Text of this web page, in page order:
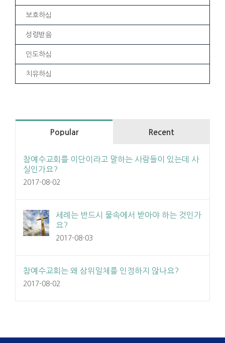
보호하심
성령받음
인도하심
치유하심
Popular Recent
참예수교회를 이단이라고 말하는 사람들이 있는데 사
실인가요?
2017-08-02
세례는 반드시 물속에서 받아야 하는 것인가
요?
2017-08-03
참예수교회는 왜 삼위일체를 인정하지 않나요?
2017-08-02